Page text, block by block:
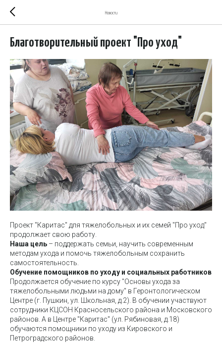
Новости
Благотворительный проект "Про уход"
Проект "Каритас" для тяжелобольных и их семей "Про уход"
продолжает свою работу.
Наша цель – поддержать семьи, научить современным
методам ухода и помочь тяжелобольным сохранить
самостоятельность.
Обучение помощников по уходу и социальных работников
Продолжается обучение по курсу "Основы ухода за
тяжелобольными людьми на дому" в Геронтологическом
Центре (г. Пушкин, ул. Школьная, д.2). В обучении участвуют
сотрудники КЦСОН Красносельского района и Московского
районов. А в Центре "Каритас" (ул. Рябиновая, д.18)
обучаются помощники по уходу из Кировского и
Петроградского районов.